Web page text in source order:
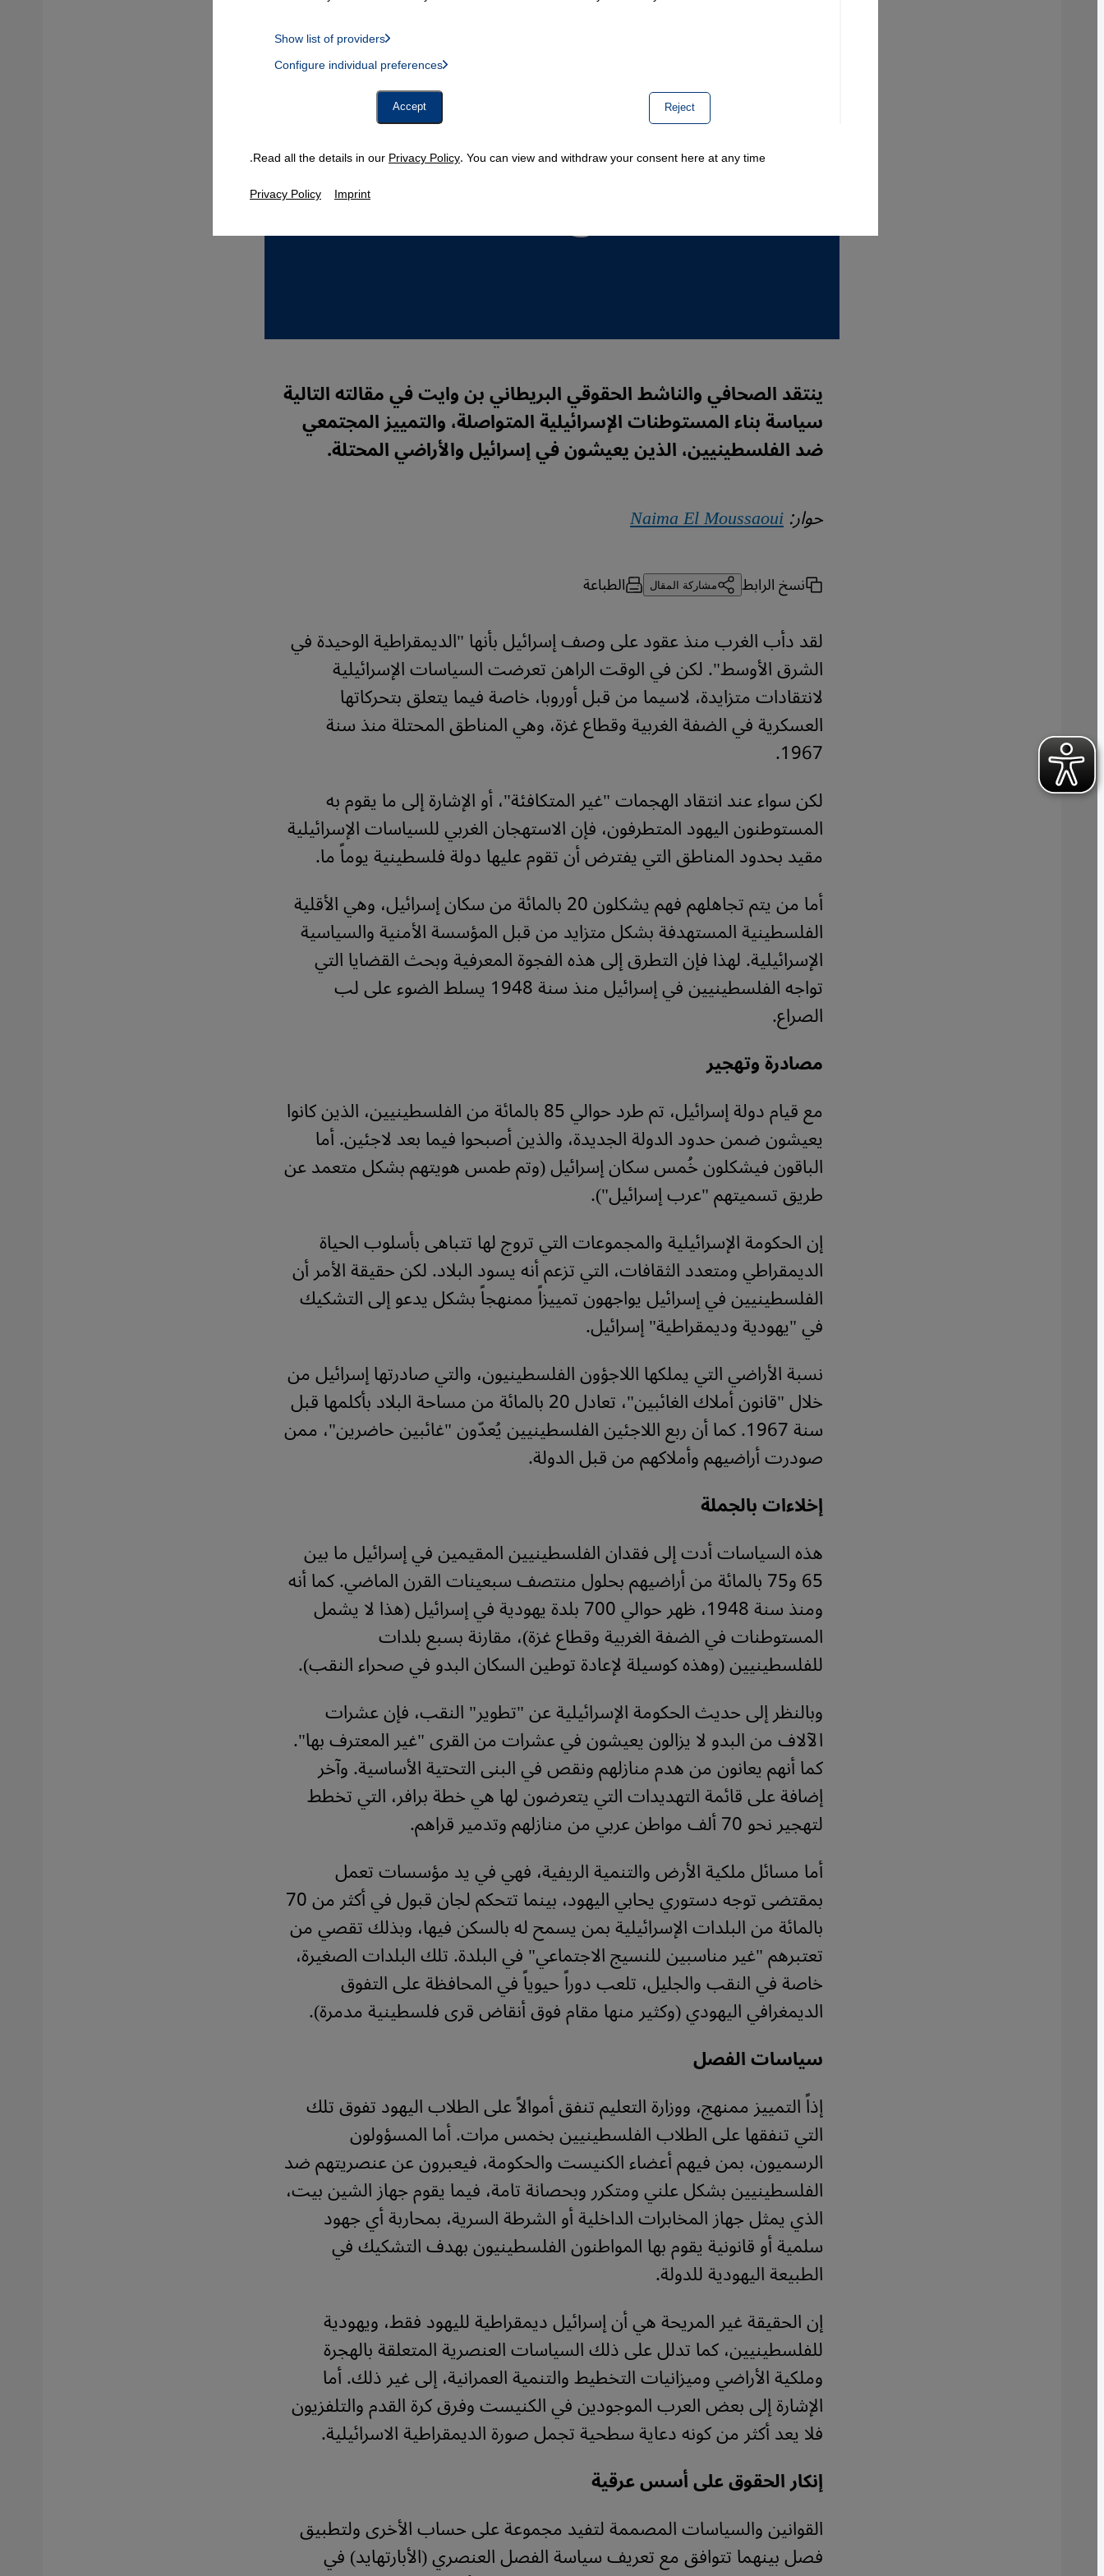
ينتقد الصحافي والناشط الحقوقي البريطاني بن وايت في مقالته التالية
سياسة بناء المستوطنات الإسرائيلية المتواصلة، والتمييز المجتمعي
ضد الفلسطينيين، الذين يعيشون في إسرائيل والأراضي المحتلة.
حوار:Naima El Moussaoui
نسخ الرابط مشاركة المقال الطباعة
لقد دأب الغرب منذ عقود على وصف إسرائيل بأنها "الديمقراطية الوحيدة في
الشرق الأوسط". لكن في الوقت الراهن تعرضت السياسات الإسرائيلية
لانتقادات متزايدة، لاسيما من قبل أوروبا، خاصة فيما يتعلق بتحركاتها
العسكرية في الضفة الغربية وقطاع غزة، وهي المناطق المحتلة منذ سنة
1967.
لكن سواء عند انتقاد الهجمات "غير المتكافئة"، أو الإشارة إلى ما يقوم به
المستوطنون اليهود المتطرفون، فإن الاستهجان الغربي للسياسات الإسرائيلية
مقيد بحدود المناطق التي يفترض أن تقوم عليها دولة فلسطينية يوماً ما.
أما من يتم تجاهلهم فهم يشكلون 20 بالمائة من سكان إسرائيل، وهي الأقلية
الفلسطينية المستهدفة بشكل متزايد من قبل المؤسسة الأمنية والسياسية
الإسرائيلية. لهذا فإن التطرق إلى هذه الفجوة المعرفية وبحث القضايا التي
تواجه الفلسطينيين في إسرائيل منذ سنة 1948 يسلط الضوء على لب
الصراع.
مصادرة وتهجير
مع قيام دولة إسرائيل، تم طرد حوالي 85 بالمائة من الفلسطينيين، الذين كانوا
يعيشون ضمن حدود الدولة الجديدة، والذين أصبحوا فيما بعد لاجئين. أما
الباقون فيشكلون خُمس سكان إسرائيل (وتم طمس هويتهم بشكل متعمد عن
طريق تسميتهم "عرب إسرائيل").
إن الحكومة الإسرائيلية والمجموعات التي تروج لها تتباهى بأسلوب الحياة
الديمقراطي ومتعدد الثقافات، التي تزعم أنه يسود البلاد. لكن حقيقة الأمر أن
الفلسطينيين في إسرائيل يواجهون تمييزاً ممنهجاً بشكل يدعو إلى التشكيك
في "يهودية وديمقراطية" إسرائيل.
نسبة الأراضي التي يملكها اللاجؤون الفلسطينيون، والتي صادرتها إسرائيل من
خلال "قانون أملاك الغائبين"، تعادل 20 بالمائة من مساحة البلاد بأكلمها قبل
سنة 1967. كما أن ربع اللاجئين الفلسطينيين يُعدّون "غائبين حاضرين"، ممن
صودرت أراضيهم وأملاكهم من قبل الدولة.
إخلاءات بالجملة
هذه السياسات أدت إلى فقدان الفلسطينيين المقيمين في إسرائيل ما بين
65 و75 بالمائة من أراضيهم بحلول منتصف سبعينات القرن الماضي. كما أنه
ومنذ سنة 1948، ظهر حوالي 700 بلدة يهودية في إسرائيل (هذا لا يشمل
المستوطنات في الضفة الغربية وقطاع غزة)، مقارنة بسبع بلدات
للفلسطينيين (وهذه كوسيلة لإعادة توطين السكان البدو في صحراء النقب).
وبالنظر إلى حديث الحكومة الإسرائيلية عن "تطوير" النقب، فإن عشرات
الآلاف من البدو لا يزالون يعيشون في عشرات من القرى "غير المعترف بها".
كما أنهم يعانون من هدم منازلهم ونقص في البنى التحتية الأساسية. وآخر
إضافة على قائمة التهديدات التي يتعرضون لها هي خطة برافر، التي تخطط
لتهجير نحو 70 ألف مواطن عربي من منازلهم وتدمير قراهم.
أما مسائل ملكية الأرض والتنمية الريفية، فهي في يد مؤسسات تعمل
بمقتضى توجه دستوري يحابي اليهود، بينما تتحكم لجان قبول في أكثر من 70
بالمائة من البلدات الإسرائيلية بمن يسمح له بالسكن فيها، وبذلك تقصي من
تعتبرهم "غير مناسبين للنسيج الاجتماعي" في البلدة. تلك البلدات الصغيرة،
خاصة في النقب والجليل، تلعب دوراً حيوياً في المحافظة على التفوق
الديمغرافي اليهودي (وكثير منها مقام فوق أنقاض قرى فلسطينية مدمرة).
سياسات الفصل
إذاً التمييز ممنهج، ووزارة التعليم تنفق أموالاً على الطلاب اليهود تفوق تلك
التي تنفقها على الطلاب الفلسطينيين بخمس مرات. أما المسؤولون
الرسميون، بمن فيهم أعضاء الكنيست والحكومة، فيعبرون عن عنصريتهم ضد
الفلسطينيين بشكل علني ومتكرر وبحصانة تامة، فيما يقوم جهاز الشين بيت،
الذي يمثل جهاز المخابرات الداخلية أو الشرطة السرية، بمحاربة أي جهود
سلمية أو قانونية يقوم بها المواطنون الفلسطينيون بهدف التشكيك في
الطبيعة اليهودية للدولة.
إن الحقيقة غير المريحة هي أن إسرائيل ديمقراطية لليهود فقط، ويهودية
للفلسطينيين، كما تدلل على ذلك السياسات العنصرية المتعلقة بالهجرة
وملكية الأراضي وميزانيات التخطيط والتنمية العمرانية، إلى غير ذلك. أما
الإشارة إلى بعض العرب الموجودين في الكنيست وفرق كرة القدم والتلفزيون
فلا يعد أكثر من كونه دعاية سطحية تجمل صورة الديمقراطية الاسرائيلية.
إنكار الحقوق على أسس عرقية
القوانين والسياسات المصممة لتفيد مجموعة على حساب الأخرى ولتطبيق
فصل بينهما تتوافق مع تعريف سياسة الفصل العنصري (الأبارتهايد) في
Reject
Show list of providers
Google Maps Embed, Google Tag Manager, Instagram Embed, Twitter Embed, Youtube Embed
Configure individual preferences
Accept
Read all the details in ourPrivacy Policy. You can view and withdraw your consent here at any time.
Privacy Policy Imprint